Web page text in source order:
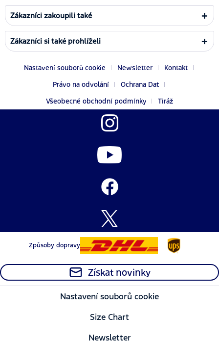
Zákazníci zakoupili také
Zákazníci si také prohlíželi
Nastavení souborů cookie Newsletter
Kontakt
Právo na odvolání
Ochrana Dat
Všeobecné obchodní podmínky
Tiráž
Způsoby dopravy
Získat novinky
Nastavení souborů cookie
Size Chart
Newsletter